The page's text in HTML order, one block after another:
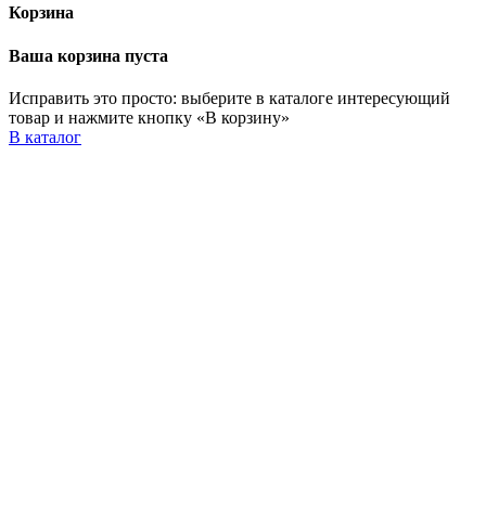
Корзина
Ваша корзина пуста
Исправить это просто: выберите в каталоге интересующий
товар и нажмите кнопку «В корзину»
В каталог